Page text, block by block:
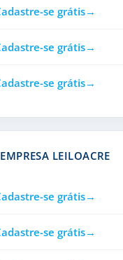
se grátis
se grátis
se grátis
LEILOACRE
se grátis
se grátis